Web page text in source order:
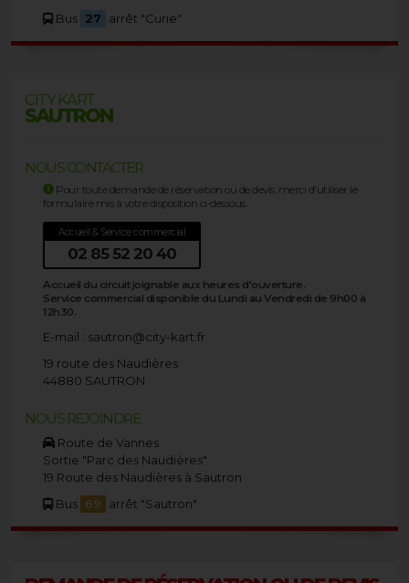
Bus 27 arrêt "Curie"
CITY KART
SAUTRON
NOUS CONTACTER
Pour toute demande de réservation ou de devis, merci d'utiliser le
formulaire mis à votre disposition ci-dessous.
Accueil & Service commercial
02 85 52 20 40
Accueil du circuit joignable aux heures d'ouverture.
Service commercial disponible du Lundi au Vendredi de 9h00 à
12h30.
E-mail : sautron@city-kart.fr
19 route des Naudières
44880 SAUTRON
NOUS REJOINDRE
Route de Vannes
Sortie "Parc des Naudières"
19 Route des Naudières à Sautron
Bus 69 arrêt "Sautron"